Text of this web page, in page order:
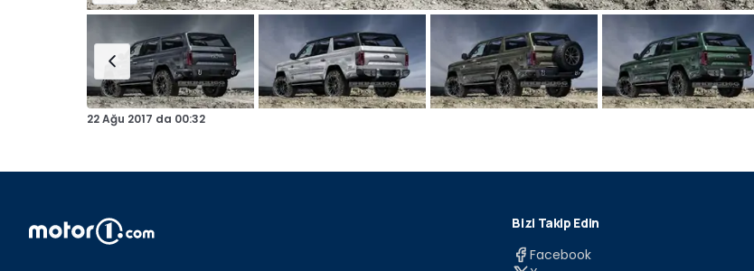
22 Ağu 2017 da 00:32
Bizi Takip Edin
Facebook